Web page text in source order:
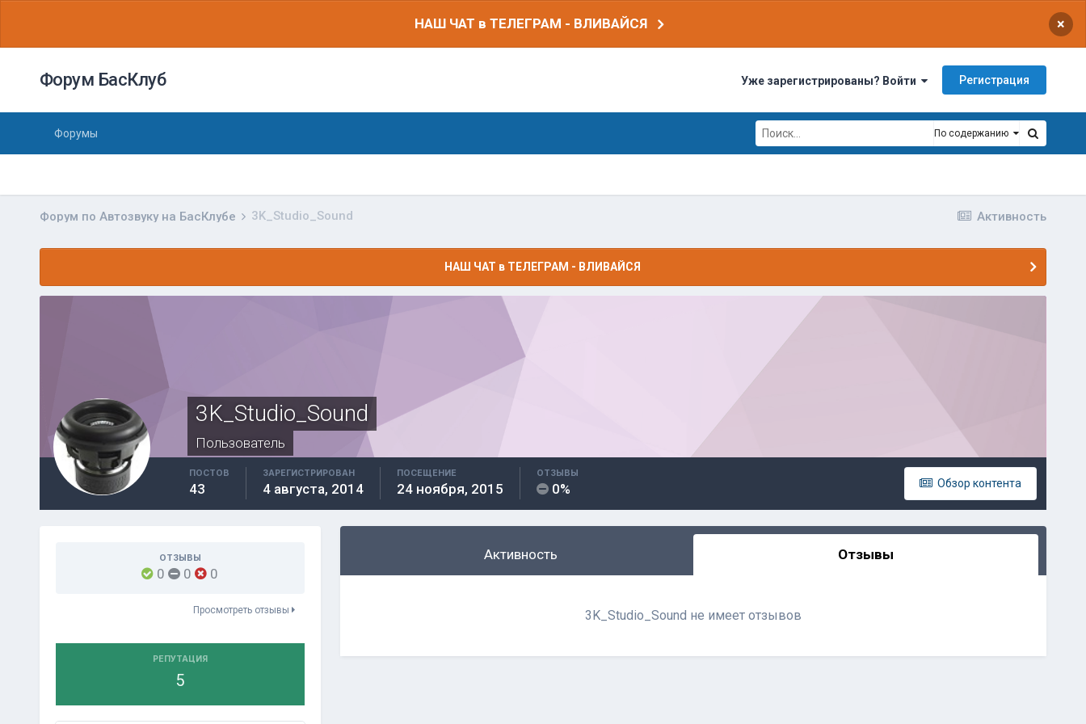
НАШ ЧАТ в ТЕЛЕГРАМ - ВЛИВАЙСЯ ×
Форум БасКлуб Уже зарегистрированы? Войти Регистрация
Форумы По содержанию
Активность
Форум по Автозвуку на БасКлубе 3K_Studio_Sound
НАШ ЧАТ в ТЕЛЕГРАМ - ВЛИВАЙСЯ
3K_Studio_Sound
Пользователь
Обзор контента
ПОСТОВ
43
ЗАРЕГИСТРИРОВАН
4 августа, 2014
ПОСЕЩЕНИЕ
24 ноября, 2015
ОТЗЫВЫ
0%
ОТЗЫВЫ
0 0 0
Просмотреть отзывы
РЕПУТАЦИЯ
5
Активность Отзывы
3K_Studio_Sound не имеет отзывов